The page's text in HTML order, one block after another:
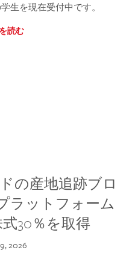
生を現在受付中です。
読む
の産地追跡ブロ
ラットフォーム
式30％を取得
2026